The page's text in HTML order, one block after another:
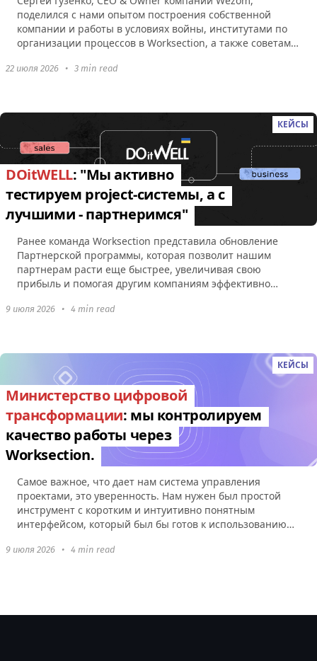
поделился с нами опытом построения собственной
компании и работы в условиях войны, институтами по
организации процессов в Worksection, а также советами
22 июля 2026 • 3 min read
КЕЙСЫ
DOitWELL: "Мы активно
тестируем project-системы, а с
лучшими - партнеримся"
Ранее команда Worksection представила обновление
Партнерской программы, которая позволит нашим
партнерам расти еще быстрее, увеличивая свою
прибыль и помогая другим компаниям эффективно
9 июля 2026 • 4 min read
КЕЙСЫ
Министерство цифровой
трансформации: мы контролируем
качество работы через
Worksection.
Самое важное, что дает нам система управления
проектами, это уверенность. Нам нужен был простой
инструмент с коротким и интуитивно понятным
интерфейсом, который был бы готов к использованию
9 июля 2026 • 4 min read